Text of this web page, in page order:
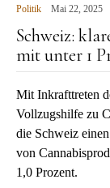
Politik Mai 22, 2025
Schweiz:
mit unter 1
Mit Inkrafttreten
Vollzugshilfe zu
die Schweiz
von
1,0 Prozent.